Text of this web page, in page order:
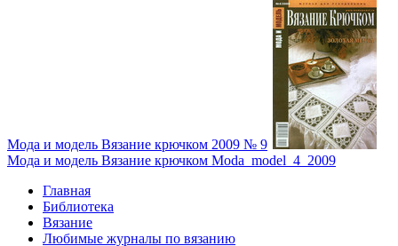
Мода и модель Вязание крючком 2009 № 9
Мода и модель Вязание крючком Moda_model_4_2009
Главная
Библиотека
Вязание
Любимые журналы по вязанию